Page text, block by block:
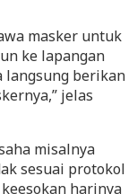
masker untuk
ke lapangan
langsung berikan
jelas
misalnya
sesuai protokol
harinya